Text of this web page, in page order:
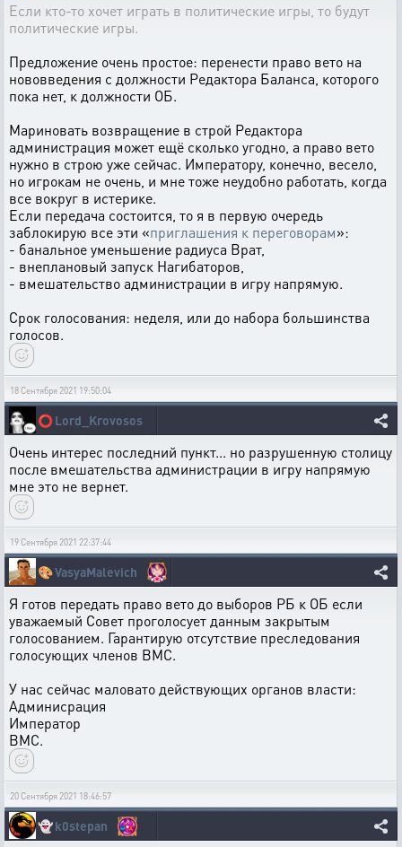
Если кто-то хочет играть в политические игры, то будут
политические игры.
Предложение очень простое: перенести право вето на
нововведения с должности Редактора Баланса, которого
пока нет, к должности ОБ.
Мариновать возвращение в строй Редактора
администрация может ещё сколько угодно, а право вето
нужно в строю уже сейчас. Императору, конечно, весело,
но игрокам не очень, и мне тоже неудобно работать, когда
все вокруг в истерике.
Если передача состоится, то я в первую очередь
заблокирую все эти «приглашения к переговорам»:
- банальное уменьшение радиуса Врат,
- внеплановый запуск Нагибаторов,
- вмешательство администрации в игру напрямую.
Срок голосования: неделя, или до набора большинства
голосов.
18 Сентября 2021 19:50:04
⭕Lord_Krovosos
Очень интерес последний пункт... но разрушенную столицу
после вмешательства администрации в игру напрямую
мне это не вернет.
19 Сентября 2021 22:37:44
🎨VasyaMalevich
Я готов передать право вето до выборов РБ к ОБ если
уважаемый Совет проголосует данным закрытым
голосованием. Гарантирую отсутствие преследования
голосующих членов ВМС.
У нас сейчас маловато действующих органов власти:
Админисрация
Император
ВМС.
20 Сентября 2021 18:46:57
👻k0stepan